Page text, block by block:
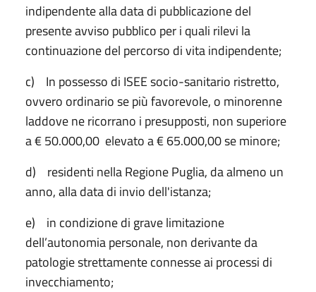
indipendente alla data di pubblicazione del
presente avviso pubblico per i quali rilevi la
continuazione del percorso di vita indipendente;
c) In possesso di ISEE socio-sanitario ristretto,
ovvero ordinario se più favorevole, o minorenne
laddove ne ricorrano i presupposti, non superiore
a € 50.000,00 elevato a € 65.000,00 se minore;
d) residenti nella Regione Puglia, da almeno un
anno, alla data di invio dell'istanza;
e) in condizione di grave limitazione
dell’autonomia personale, non derivante da
patologie strettamente connesse ai processi di
invecchiamento;